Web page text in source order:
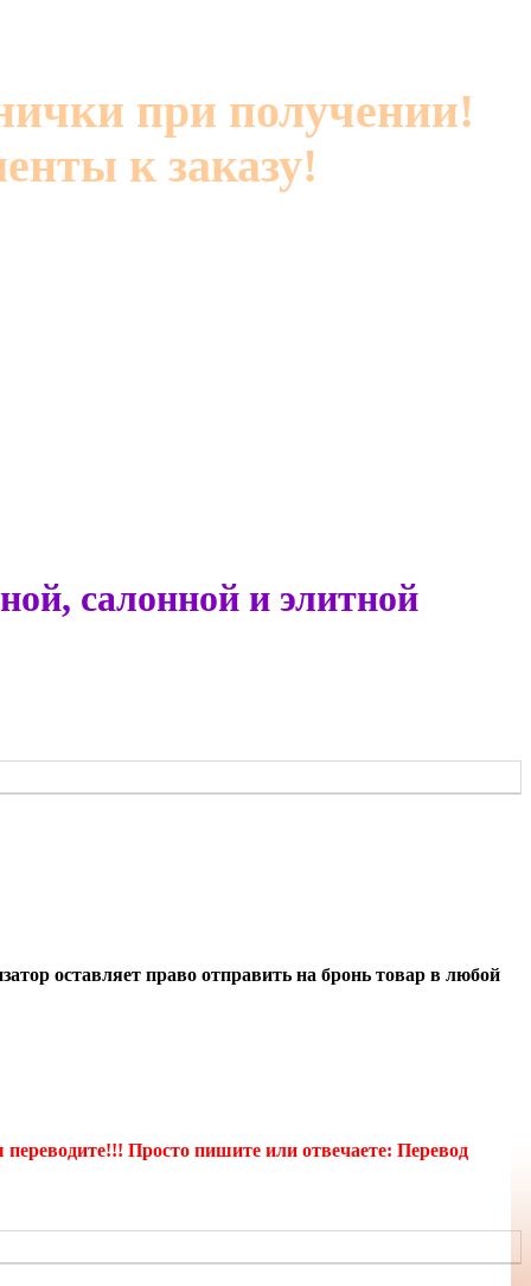
при получении!
к заказу!
салонной и элитной
оставляет право отправить на бронь товар в любой
Просто пишите или отвечаете: Перевод